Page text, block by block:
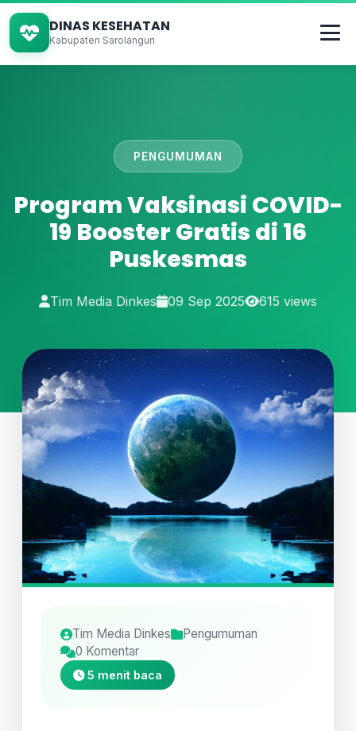
DINAS KESEHATAN
Kabupaten Sarolangun
PENGUMUMAN
Program Vaksinasi COVID-
19 Booster Gratis di 16
Puskesmas
Tim Media Dinkes 09 Sep 2025 615 views
Tim Media Dinkes
Pengumuman
0 Komentar
5 menit baca